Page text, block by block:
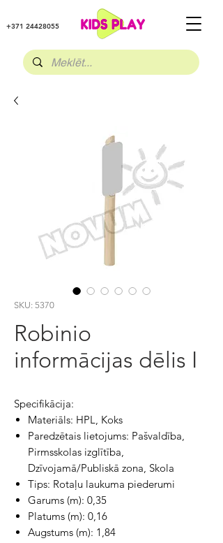
+371 24428055
SKU: 5370
Robinio
informācijas dēlis I
Specifikācija:
Materiāls: HPL, Koks
Paredzētais lietojums: Pašvaldība,
Pirmsskolas izglītība,
Dzīvojamā/Publiskā zona, Skola
Tips: Rotaļu laukuma piederumi
Garums (m): 0,35
Platums (m): 0,16
Augstums (m): 1,84